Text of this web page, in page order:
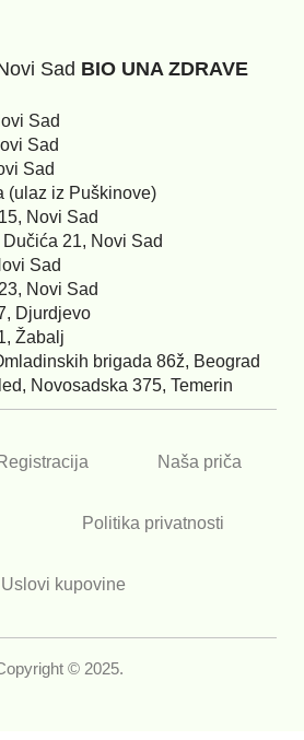
Sad BIO UNA ZDRAVE
Sad
Sad
Sad
(ulaz iz Puškinove)
Novi Sad
21, Novi Sad
Sad
Novi Sad
Djurdjevo
Žabalj
brigada 86ž, Beograd
Novosadska 375, Temerin
Naša priča
Politika privatnosti
Uslovi kupovine
© 2025.